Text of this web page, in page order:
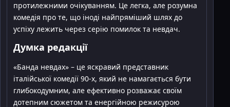
протилежними очікуванням. Це легка, але розумна
комедія про те, що іноді найпряміший шлях до
успіху лежить через серію помилок та невдач.
Думка редакції
«Банда невдах» – це яскравий представник
італійської комедії 90-х, який не намагається бути
глибокодумним, але ефективно розважає своїм
дотепним сюжетом та енергійною режисурою